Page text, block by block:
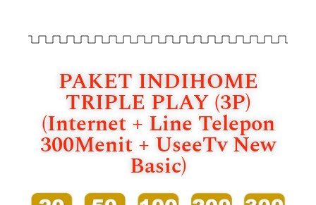
PAKET INDIHOME
TRIPLE PLAY (3P)
(Internet + Line Telepon
300Menit + UseeTv New
Basic)